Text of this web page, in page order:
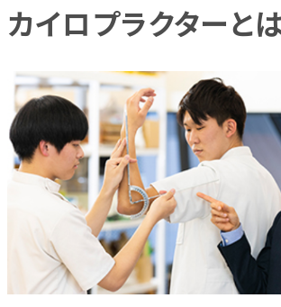
カイロプラクターと